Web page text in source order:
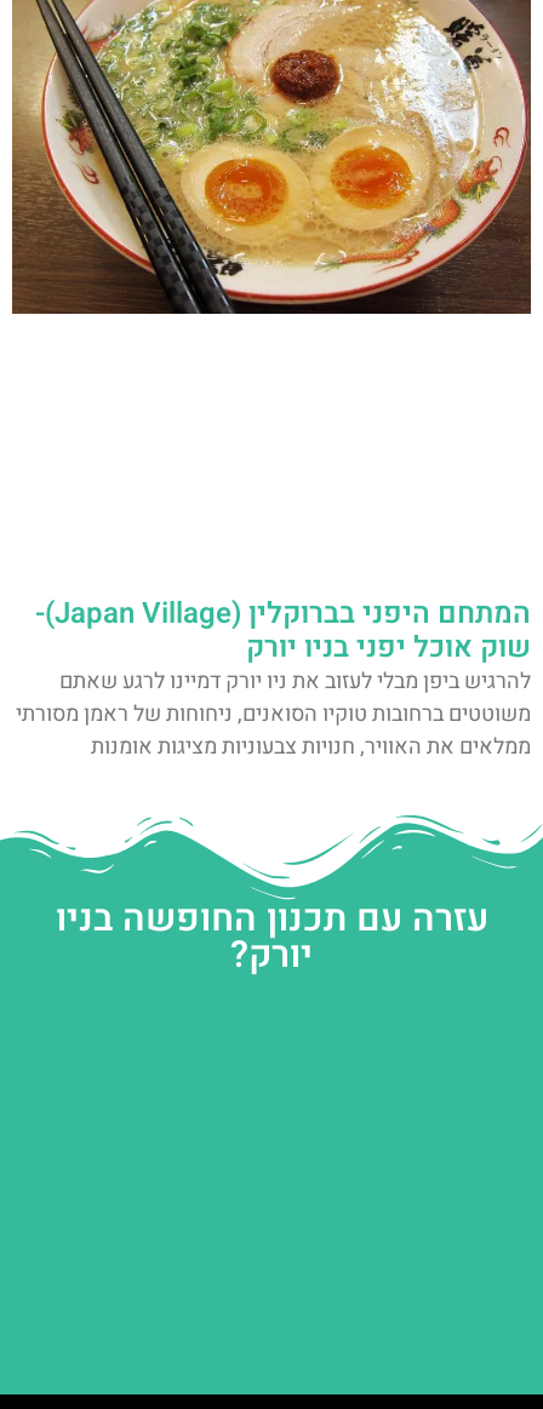
המתחם היפני בברוקלין (Japan Village)-
שוק אוכל יפני בניו יורק
להרגיש ביפן מבלי לעזוב את ניו יורק דמיינו לרגע שאתם
משוטטים ברחובות טוקיו הסואנים, ניחוחות של ראמן מסורתי
ממלאים את האוויר, חנויות צבעוניות מציגות אומנות
עזרה עם תכנון החופשה בניו
יורק?